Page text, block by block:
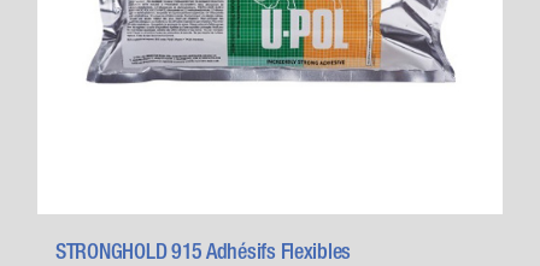
STRONGHOLD 915 Adhésifs Flexibles